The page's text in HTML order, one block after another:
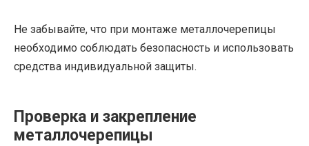
Не забывайте, что при монтаже металлочерепицы
необходимо соблюдать безопасность и использовать
средства индивидуальной защиты.
Проверка и закрепление
металлочерепицы